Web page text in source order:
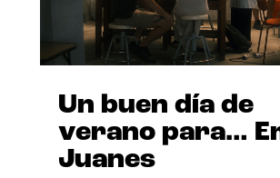
Un buen día de
verano para…
Juanes